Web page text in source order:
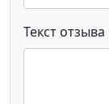
Текст отзыва